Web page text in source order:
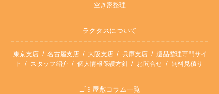
空き家整理
ラクタスについて
東京支店 名古屋支店 大阪支店 兵庫支店
遺品整理専門サイ
ト
スタッフ紹介 個人情報保護方針 お問合せ 無料見積り
ゴミ屋敷コラム一覧